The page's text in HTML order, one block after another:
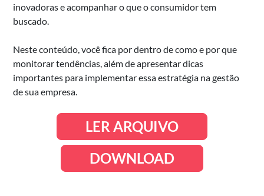
inovadoras e acompanhar o que o consumidor tem
buscado.
Neste conteúdo, você fica por dentro de como e por que
monitorar tendências, além de apresentar dicas
importantes para implementar essa estratégia na gestão
de sua empresa.
LER ARQUIVO
DOWNLOAD